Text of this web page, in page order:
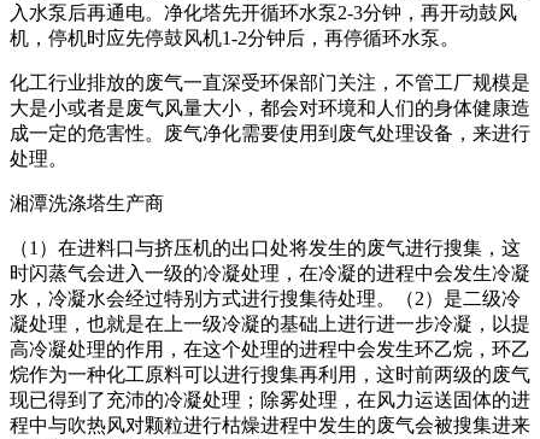
入水泵后再通电。净化塔先开循环水泵2-3分钟，再开动鼓风
机，停机时应先停鼓风机1-2分钟后，再停循环水泵。
化工行业排放的废气一直深受环保部门关注，不管工厂规模是
大是小或者是废气风量大小，都会对环境和人们的身体健康造
成一定的危害性。废气净化需要使用到废气处理设备，来进行
处理。
湘潭洗涤塔生产商
（1）在进料口与挤压机的出口处将发生的废气进行搜集，这
时闪蒸气会进入一级的冷凝处理，在冷凝的进程中会发生冷凝
水，冷凝水会经过特别方式进行搜集待处理。（2）是二级冷
凝处理，也就是在上一级冷凝的基础上进行进一步冷凝，以提
高冷凝处理的作用，在这个处理的进程中会发生环乙烷，环乙
烷作为一种化工原料可以进行搜集再利用，这时前两级的废气
现已得到了充沛的冷凝处理；除雾处理，在风力运送固体的进
程中与吹热风对颗粒进行枯燥进程中发生的废气会被搜集进来